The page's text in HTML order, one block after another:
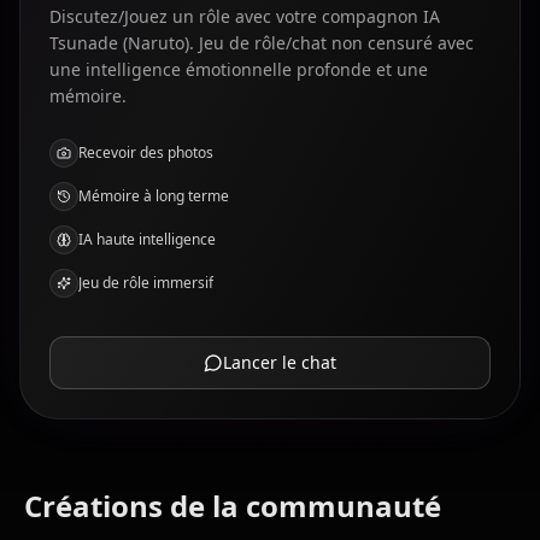
Discutez/Jouez un rôle avec votre compagnon IA
Tsunade (Naruto). Jeu de rôle/chat non censuré avec
une intelligence émotionnelle profonde et une
mémoire.
Recevoir des photos
Mémoire à long terme
IA haute intelligence
Jeu de rôle immersif
Lancer le chat
Créations de la communauté